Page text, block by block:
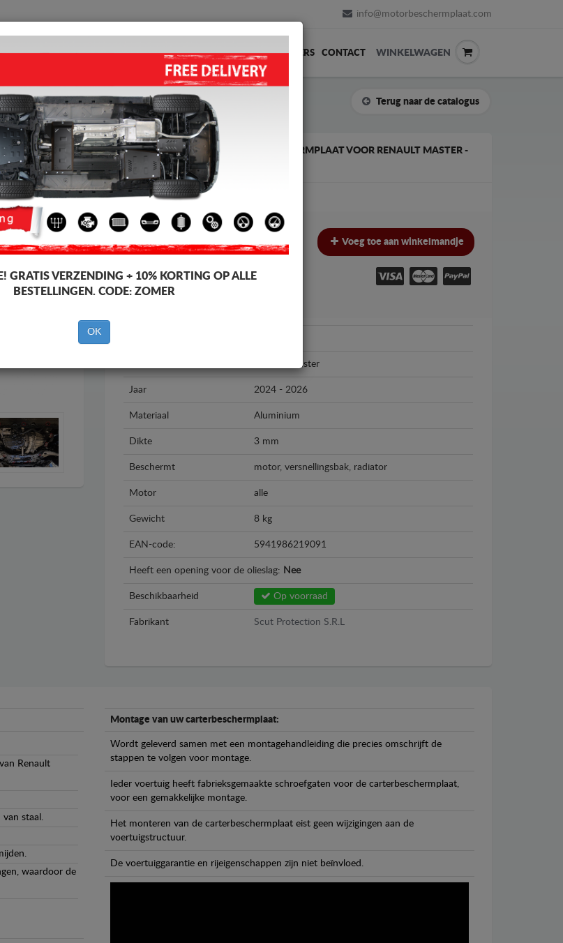
info@motorbeschermplaat.com
HOME VERZENDING TERUGMELDING WEDERVERKOPERS CONTACT WINKELWAGEN
Terug naar de catalogus
MOTOR EN VERSNELLINGSBAK BESCHERMPLAAT VOOR RENAULT MASTER -
ALUMINIUM (2024-2026)
Artikelcode: 30.215ALU
399€ Voeg toe aan winkelmandje
Renault Master
Jaar 2024 - 2026
Materiaal Aluminium
Dikte 3 mm
Beschermt motor, versnellingsbak, radiator
Motor alle
Gewicht 8 kg
EAN-code: 5941986219091
Heeft een opening voor de olieslag: Nee
Beschikbaarheid Op voorraad
Fabrikant Scut Protection S.R.L
Renault
van staal.
waardoor de
Montage van uw carterbeschermplaat:
Wordt geleverd samen met een montagehandleiding die precies omschrijft de
stappen te volgen voor montage.
Ieder voertuig heeft fabrieksgemaakte schroefgaten voor de carterbeschermplaat,
voor een gemakkelijke montage.
Het monteren van de carterbeschermplaat eist geen wijzigingen aan de
voertuigstructuur.
De voertuiggarantie en rijeigenschappen zijn niet beïnvloed.
GRATIS VERZENDING + 10% KORTING OP ALLE
BESTELLINGEN. CODE: ZOMER
OK